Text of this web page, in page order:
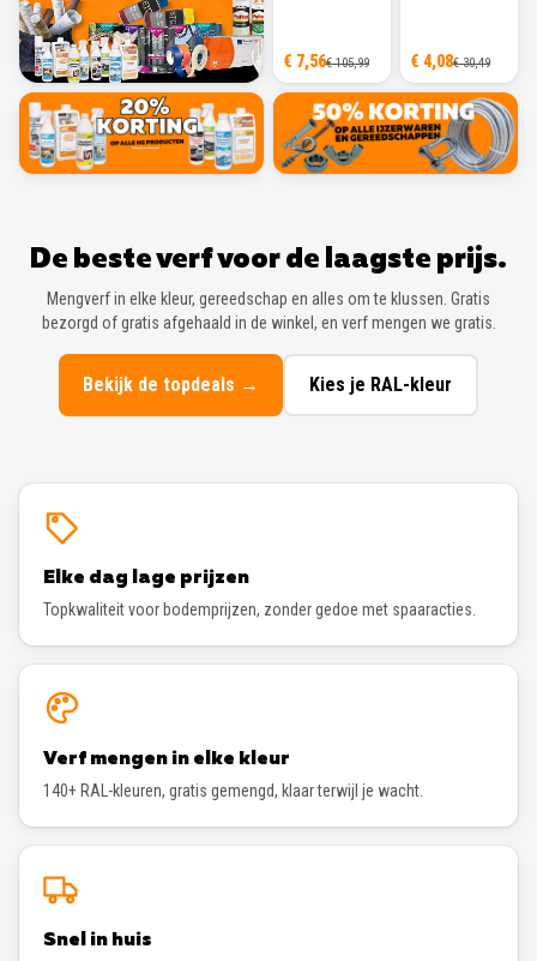
€ 7,56€ 105,99 € 4,08€ 30,49
De beste verf voor de laagste prijs.
Mengverf in elke kleur, gereedschap en alles om te klussen. Gratis
bezorgd of gratis afgehaald in de winkel, en verf mengen we gratis.
Bekijk de topdeals → Kies je RAL-kleur
Elke dag lage prijzen
Topkwaliteit voor bodemprijzen, zonder gedoe met spaaracties.
Verf mengen in elke kleur
140+ RAL-kleuren, gratis gemengd, klaar terwijl je wacht.
Snel in huis